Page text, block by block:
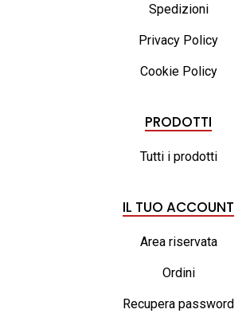
Spedizioni
Privacy Policy
Cookie Policy
PRODOTTI
Tutti i prodotti
IL TUO ACCOUNT
Area riservata
Ordini
Recupera password